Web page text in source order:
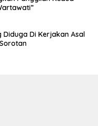
Diduga Di Kerjakan Asal